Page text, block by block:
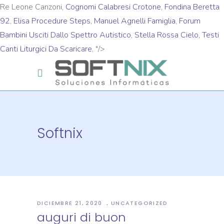
Re Leone Canzoni, Cognomi Calabresi Crotone, Fondina Beretta
92, Elisa Procedure Steps, Manuel Agnelli Famiglia, Forum
Bambini Usciti Dallo Spettro Autistico, Stella Rossa Cielo,Testi
Canti Liturgici Da Scaricare, "/>
Softnix
DICIEMBRE 21, 2020 UNCATEGORIZED
auguri di buon